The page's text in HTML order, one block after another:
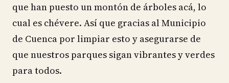
que han puesto un montón de árboles acá, lo
cual es chévere. Así que gracias al Municipio
de Cuenca por limpiar esto y asegurarse de
que nuestros parques sigan vibrantes y verdes
para todos.